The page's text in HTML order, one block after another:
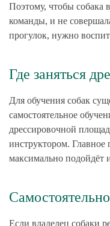
Поэтому, чтобы собака
команды, и не
прогулок, нужно
Где заняться
Для обучения собак
самостоятельное
дрессировочной
инструктором. Главное
максимально подойдёт
Если владелец собаки